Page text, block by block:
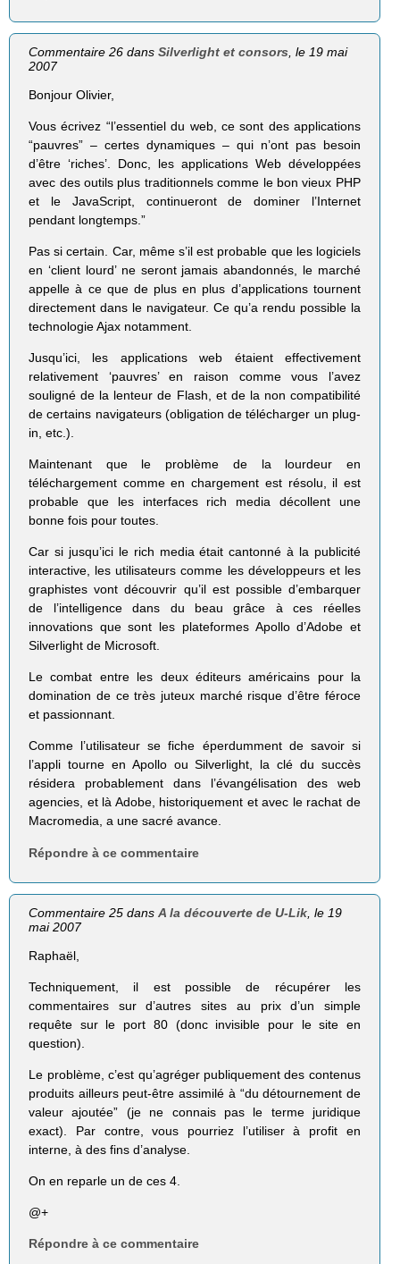
Commentaire 26 dansSilverlight et consors , le 19 mai
2007
Bonjour Olivier,
Vous écrivez “l’essentiel du web, ce sont des applications
“pauvres” – certes dynamiques – qui n’ont pas besoin
d’être ‘riches’. Donc, les applications Web développées
avec des outils plus traditionnels comme le bon vieux PHP
et le JavaScript, continueront de dominer l’Internet
pendant longtemps.”
Pas si certain. Car, même s’il est probable que les logiciels
en ‘client lourd’ ne seront jamais abandonnés, le marché
appelle à ce que de plus en plus d’applications tournent
directement dans le navigateur. Ce qu’a rendu possible la
technologie Ajax notamment.
Jusqu’ici, les applications web étaient effectivement
relativement ‘pauvres’ en raison comme vous l’avez
souligné de la lenteur de Flash, et de la non compatibilité
de certains navigateurs (obligation de télécharger un plug-
in, etc.).
Maintenant que le problème de la lourdeur en
téléchargement comme en chargement est résolu, il est
probable que les interfaces rich media décollent une
bonne fois pour toutes.
Car si jusqu’ici le rich media était cantonné à la publicité
interactive, les utilisateurs comme les développeurs et les
graphistes vont découvrir qu’il est possible d’embarquer
de l’intelligence dans du beau grâce à ces réelles
innovations que sont les plateformes Apollo d’Adobe et
Silverlight de Microsoft.
Le combat entre les deux éditeurs américains pour la
domination de ce très juteux marché risque d’être féroce
et passionnant.
Comme l’utilisateur se fiche éperdumment de savoir si
l’appli tourne en Apollo ou Silverlight, la clé du succès
résidera probablement dans l’évangélisation des web
agencies, et là Adobe, historiquement et avec le rachat de
Macromedia, a une sacré avance.
Répondre à ce commentaire
Commentaire 25 dansA la découverte de U-Lik , le 19
mai 2007
Raphaël,
Techniquement, il est possible de récupérer les
commentaires sur d’autres sites au prix d’un simple
requête sur le port 80 (donc invisible pour le site en
question).
Le problème, c’est qu’agréger publiquement des contenus
produits ailleurs peut-être assimilé à “du détournement de
valeur ajoutée” (je ne connais pas le terme juridique
exact). Par contre, vous pourriez l’utiliser à profit en
interne, à des fins d’analyse.
On en reparle un de ces 4.
@+
Répondre à ce commentaire